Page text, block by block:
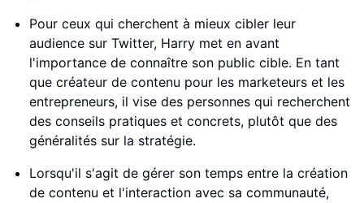
Pour ceux qui cherchent à mieux cibler leur
audience sur Twitter, Harry met en avant
l'importance de connaître son public cible. En tant
que créateur de contenu pour les marketeurs et les
entrepreneurs, il vise des personnes qui recherchent
des conseils pratiques et concrets, plutôt que des
généralités sur la stratégie.
Lorsqu'il s'agit de gérer son temps entre la création
de contenu et l'interaction avec sa communauté,